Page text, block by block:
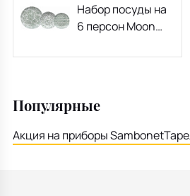
Набор посуды на
6 персон Moon
предметов
Популярные
Акция на приборы Sambonet